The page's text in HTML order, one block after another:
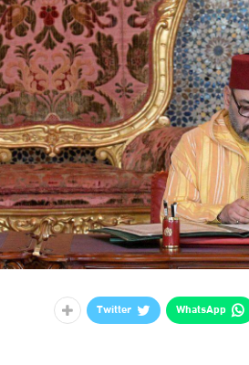
WhatsApp
Twitter